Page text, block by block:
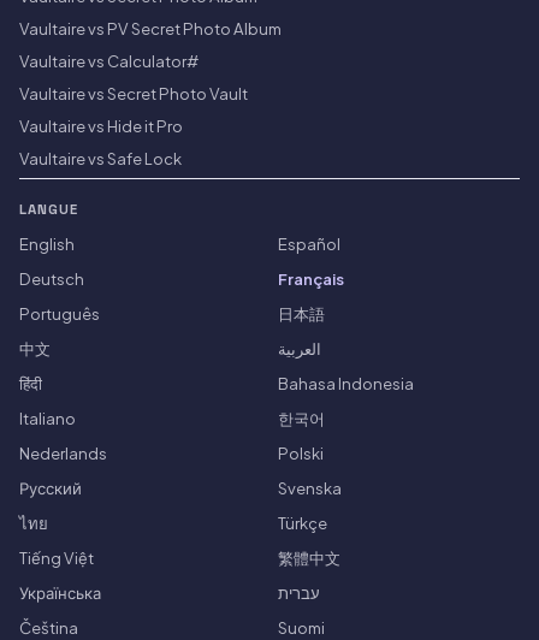
Vaultaire vs PV Secret Photo Album
Vaultaire vs Calculator#
Vaultaire vs Secret Photo Vault
Vaultaire vs Hide it Pro
Vaultaire vs Safe Lock
LANGUE
English
Español
Deutsch
Français
Português
日本語
中文
العربية
हिंदी
Bahasa Indonesia
Italiano
한국어
Nederlands
Polski
Русский
Svenska
ไทย
Türkçe
Tiếng Việt
繁體中文
Українська
עברית
Čeština
Suomi